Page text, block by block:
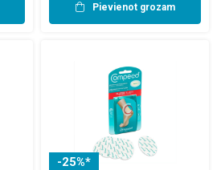
Pievienot grozam
-25%*